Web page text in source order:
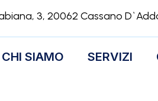
3, 20062 Cassano
CHI SIAMO SERVIZI